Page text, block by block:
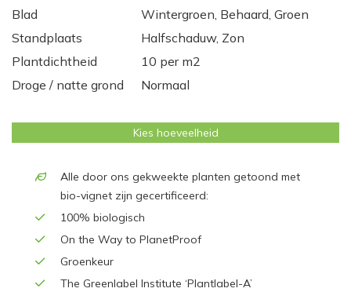
Blad
Wintergroen, Behaard, Groen
Standplaats
Halfschaduw, Zon
Plantdichtheid
10 per m2
Droge / natte grond
Normaal
Kies hoeveelheid
Alle door ons gekweekte planten getoond met
bio-vignet zijn gecertificeerd:
100% biologisch
On the Way to PlanetProof
Groenkeur
The Greenlabel Institute ‘Plantlabel-A’